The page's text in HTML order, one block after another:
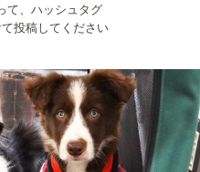
て、ハッシュタグ
て投稿してください